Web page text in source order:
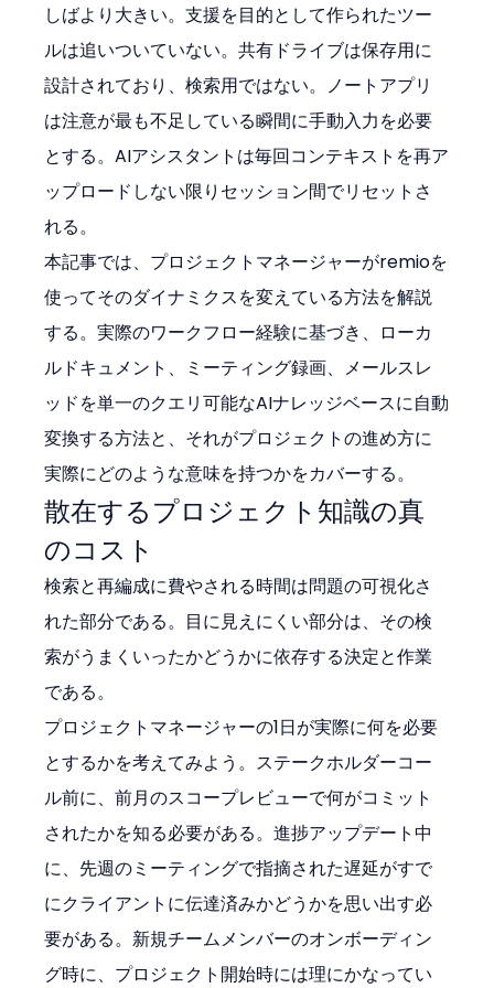
しばより大きい。支援を目的として作られたツー
ルは追いついていない。共有ドライブは保存用に
設計されており、検索用ではない。ノートアプリ
は注意が最も不足している瞬間に手動入力を必要
とする。AIアシスタントは毎回コンテキストを再ア
ップロードしない限りセッション間でリセットさ
れる。
本記事では、プロジェクトマネージャーがremioを
使ってそのダイナミクスを変えている方法を解説
する。実際のワークフロー経験に基づき、ローカ
ルドキュメント、ミーティング録画、メールスレ
ッドを単一のクエリ可能なAIナレッジベースに自動
変換する方法と、それがプロジェクトの進め方に
実際にどのような意味を持つかをカバーする。
散在するプロジェクト知識の真
のコスト
検索と再編成に費やされる時間は問題の可視化さ
れた部分である。目に見えにくい部分は、その検
索がうまくいったかどうかに依存する決定と作業
である。
プロジェクトマネージャーの1日が実際に何を必要
とするかを考えてみよう。ステークホルダーコー
ル前に、前月のスコープレビューで何がコミット
されたかを知る必要がある。進捗アップデート中
に、先週のミーティングで指摘された遅延がすで
にクライアントに伝達済みかどうかを思い出す必
要がある。新規チームメンバーのオンボーディン
グ時に、プロジェクト開始時には理にかなってい